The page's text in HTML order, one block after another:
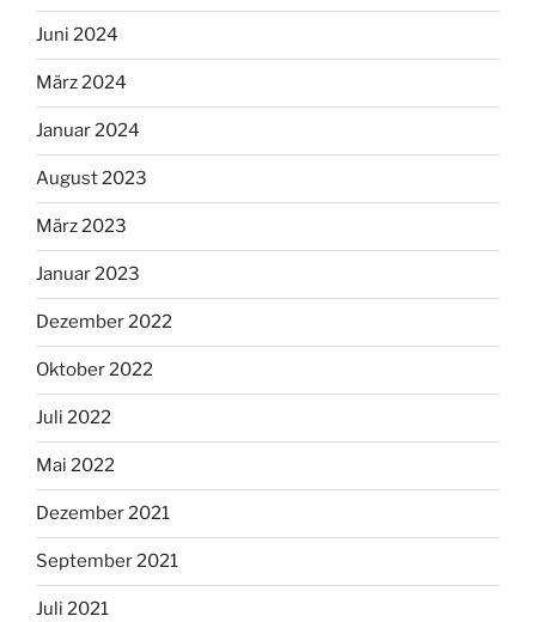
Juni 2024
März 2024
Januar 2024
August 2023
März 2023
Januar 2023
Dezember 2022
Oktober 2022
Juli 2022
Mai 2022
Dezember 2021
September 2021
Juli 2021